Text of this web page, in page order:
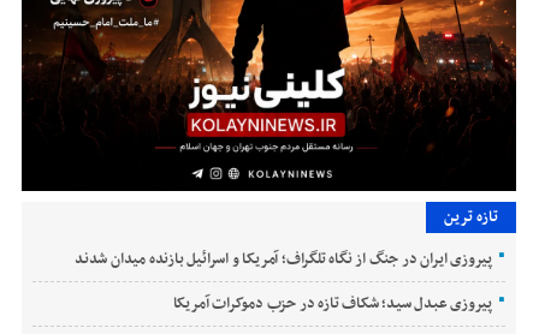
تازه ترین
پیروزی ایران در جنگ از نگاه تلگراف؛ آمریکا و اسرائیل بازنده میدان شدند
پیروزی عبدل سید؛ شکاف تازه در حزب دموکرات آمریکا